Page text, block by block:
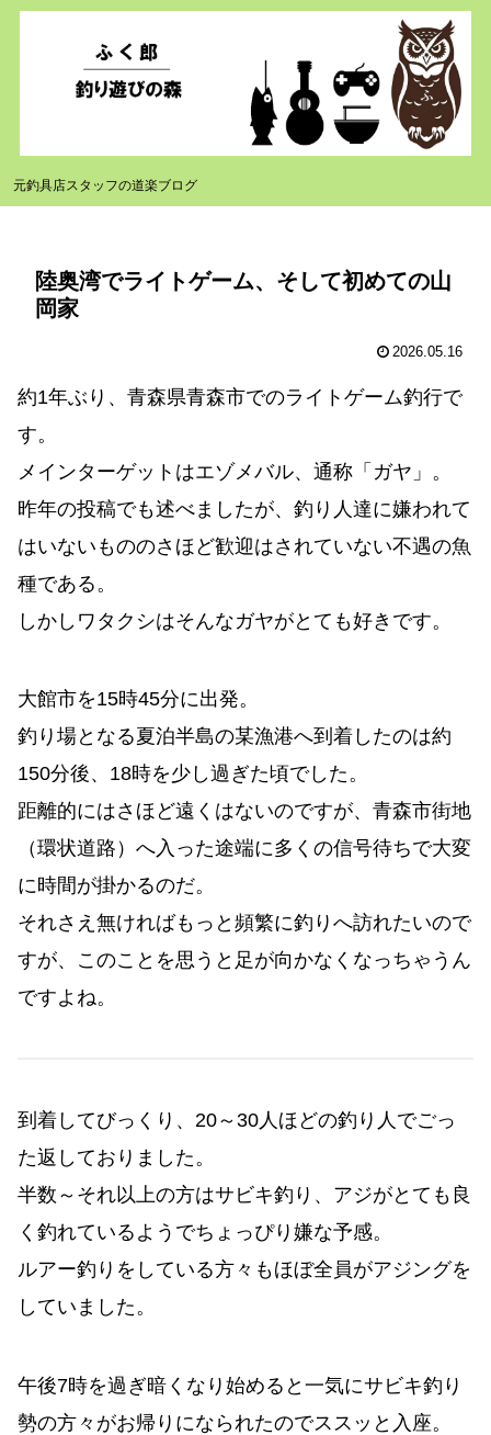
元釣具店スタッフの道楽ブログ
陸奥湾でライトゲーム、そして初めての山
岡家
2026.05.16
約1年ぶり、青森県青森市でのライトゲーム釣行で
す。
メインターゲットはエゾメバル、通称「ガヤ」。
昨年の投稿でも述べましたが、釣り人達に嫌われて
はいないもののさほど歓迎はされていない不遇の魚
種である。
しかしワタクシはそんなガヤがとても好きです。
大館市を15時45分に出発。
釣り場となる夏泊半島の某漁港へ到着したのは約
150分後、18時を少し過ぎた頃でした。
距離的にはさほど遠くはないのですが、青森市街地
（環状道路）へ入った途端に多くの信号待ちで大変
に時間が掛かるのだ。
それさえ無ければもっと頻繁に釣りへ訪れたいので
すが、このことを思うと足が向かなくなっちゃうん
ですよね。
到着してびっくり、20～30人ほどの釣り人でごっ
た返しておりました。
半数～それ以上の方はサビキ釣り、アジがとても良
く釣れているようでちょっぴり嫌な予感。
ルアー釣りをしている方々もほぼ全員がアジングを
していました。
午後7時を過ぎ暗くなり始めると一気にサビキ釣り
勢の方々がお帰りになられたのでススッと入座。